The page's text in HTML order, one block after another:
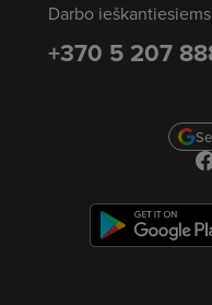
Darbo ieškantiesiems
+370 5 207